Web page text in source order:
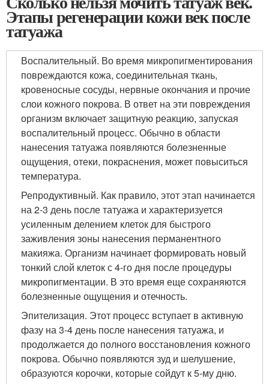
Этапы регенерации кожи век после
татуажа
Воспалительный. Во время микропигментирования
повреждаются кожа, соединительная ткань,
кровеносные сосуды, нервные окончания и прочие
слои кожного покрова. В ответ на эти повреждения
организм включает защитную реакцию, запуская
воспалительный процесс. Обычно в области
нанесения татуажа появляются болезненные
ощущения, отеки, покраснения, может повыситься
температура.
Репродуктивный. Как правило, этот этап начинается
на 2-3 день после татуажа и характеризуется
усиленным делением клеток для быстрого
заживления зоны нанесения перманентного
макияжа. Организм начинает формировать новый
тонкий слой клеток с 4-го дня после процедуры
микропигментации. В это время еще сохраняются
болезненные ощущения и отечность.
Эпителизация. Этот процесс вступает в активную
фазу на 3-4 день после нанесения татуажа, и
продолжается до полного восстановления кожного
покрова. Обычно появляются зуд и шелушение,
образуются корочки, которые сойдут к 5-му дню.